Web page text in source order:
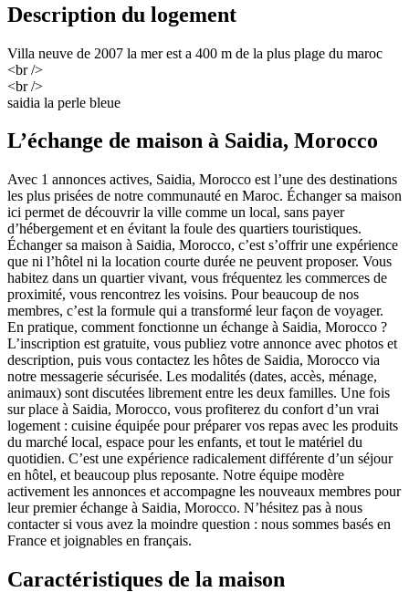
Description du logement
Villa neuve de 2007 la mer est a 400 m de la plus plage du maroc
<br />
<br />
saidia la perle bleue
L’échange de maison à Saidia, Morocco
Avec 1 annonces actives, Saidia, Morocco est l’une des destinations
les plus prisées de notre communauté en Maroc. Échanger sa maison
ici permet de découvrir la ville comme un local, sans payer
d’hébergement et en évitant la foule des quartiers touristiques.
Échanger sa maison à Saidia, Morocco, c’est s’offrir une expérience
que ni l’hôtel ni la location courte durée ne peuvent proposer. Vous
habitez dans un quartier vivant, vous fréquentez les commerces de
proximité, vous rencontrez les voisins. Pour beaucoup de nos
membres, c’est la formule qui a transformé leur façon de voyager.
En pratique, comment fonctionne un échange à Saidia, Morocco ?
L’inscription est gratuite, vous publiez votre annonce avec photos et
description, puis vous contactez les hôtes de Saidia, Morocco via
notre messagerie sécurisée. Les modalités (dates, accès, ménage,
animaux) sont discutées librement entre les deux familles. Une fois
sur place à Saidia, Morocco, vous profiterez du confort d’un vrai
logement : cuisine équipée pour préparer vos repas avec les produits
du marché local, espace pour les enfants, et tout le matériel du
quotidien. C’est une expérience radicalement différente d’un séjour
en hôtel, et beaucoup plus reposante. Notre équipe modère
activement les annonces et accompagne les nouveaux membres pour
leur premier échange à Saidia, Morocco. N’hésitez pas à nous
contacter si vous avez la moindre question : nous sommes basés en
France et joignables en français.
Caractéristiques de la maison